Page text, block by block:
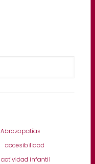
Abrazopatías
accesibilidad
actividad infantil